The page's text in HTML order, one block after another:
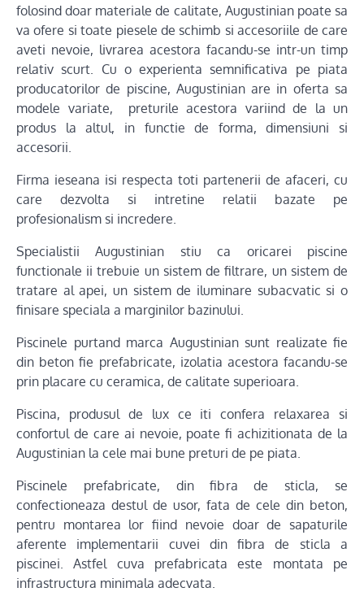
folosind doar materiale de calitate, Augustinian poate sa
va ofere si toate piesele de schimb si accesoriile de care
aveti nevoie, livrarea acestora facandu-se intr-un timp
relativ scurt. Cu o experienta semnificativa pe piata
producatorilor de piscine, Augustinian are in oferta sa
modele variate, preturile acestora variind de la un
produs la altul, in functie de forma, dimensiuni si
accesorii.
Firma ieseana isi respecta toti partenerii de afaceri, cu
care dezvolta si intretine relatii bazate pe
profesionalism si incredere.
Specialistii Augustinian stiu ca oricarei piscine
functionale ii trebuie un sistem de filtrare, un sistem de
tratare al apei, un sistem de iluminare subacvatic si o
finisare speciala a marginilor bazinului.
Piscinele purtand marca Augustinian sunt realizate fie
din beton fie prefabricate, izolatia acestora facandu-se
prin placare cu ceramica, de calitate superioara.
Piscina, produsul de lux ce iti confera relaxarea si
confortul de care ai nevoie, poate fi achizitionata de la
Augustinian la cele mai bune preturi de pe piata.
Piscinele prefabricate, din fibra de sticla, se
confectioneaza destul de usor, fata de cele din beton,
pentru montarea lor fiind nevoie doar de sapaturile
aferente implementarii cuvei din fibra de sticla a
piscinei. Astfel cuva prefabricata este montata pe
infrastructura minimala adecvata.